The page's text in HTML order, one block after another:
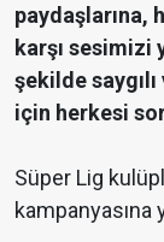
paydaşlarına,
karşı sesimizi
şekilde
için herkesi
Süper Lig
kampanyasına